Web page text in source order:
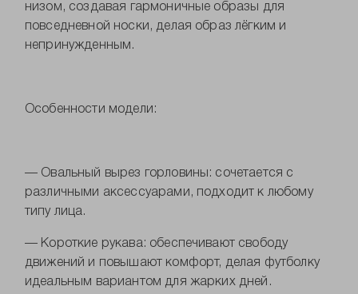
низом, создавая гармоничные образы для
повседневной носки, делая образ лёгким и
непринужденным.
Особенности модели:
— Овальный вырез горловины: сочетается с
различными аксессуарами, подходит к любому
типу лица.
— Короткие рукава: обеспечивают свободу
движений и повышают комфорт, делая футболку
идеальным вариантом для жарких дней.